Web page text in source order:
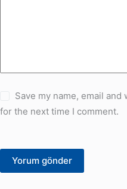
Save my name, email
for the next time I comment.
Yorum gönder